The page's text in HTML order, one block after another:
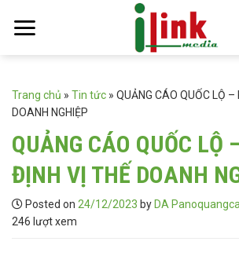
Trang chủ » Tin tức » QUẢNG CÁO QUỐC LỘ
DOANH NGHIỆP
QUẢNG CÁO QUỐC LỘ
ĐỊNH VỊ THẾ DOANH
Posted on 24/12/2023 by DA
246 lượt xem